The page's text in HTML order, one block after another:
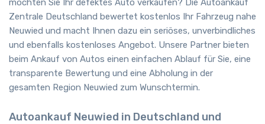
möchten Sie Ihr defektes Auto verkaufen? Die Autoankauf
Zentrale Deutschland bewertet kostenlos Ihr Fahrzeug nahe
Neuwied und macht Ihnen dazu ein seriöses, unverbindliches
und ebenfalls kostenloses Angebot. Unsere Partner bieten
beim Ankauf von Autos einen einfachen Ablauf für Sie, eine
transparente Bewertung und eine Abholung in der
gesamten Region Neuwied zum Wunschtermin.
Autoankauf Neuwied in Deutschland und